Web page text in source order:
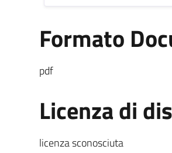
Formato
pdf
Licenza di
licenza sconosciuta